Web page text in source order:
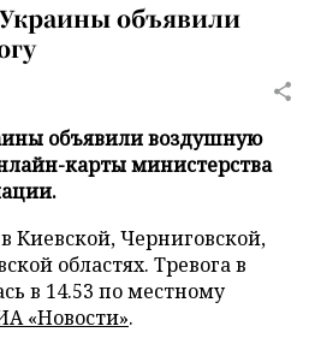
объявили
объявили воздушную
карты министерства
Киевской, Черниговской,
областях. Тревога в
в 14.53 по местному
«Новости».